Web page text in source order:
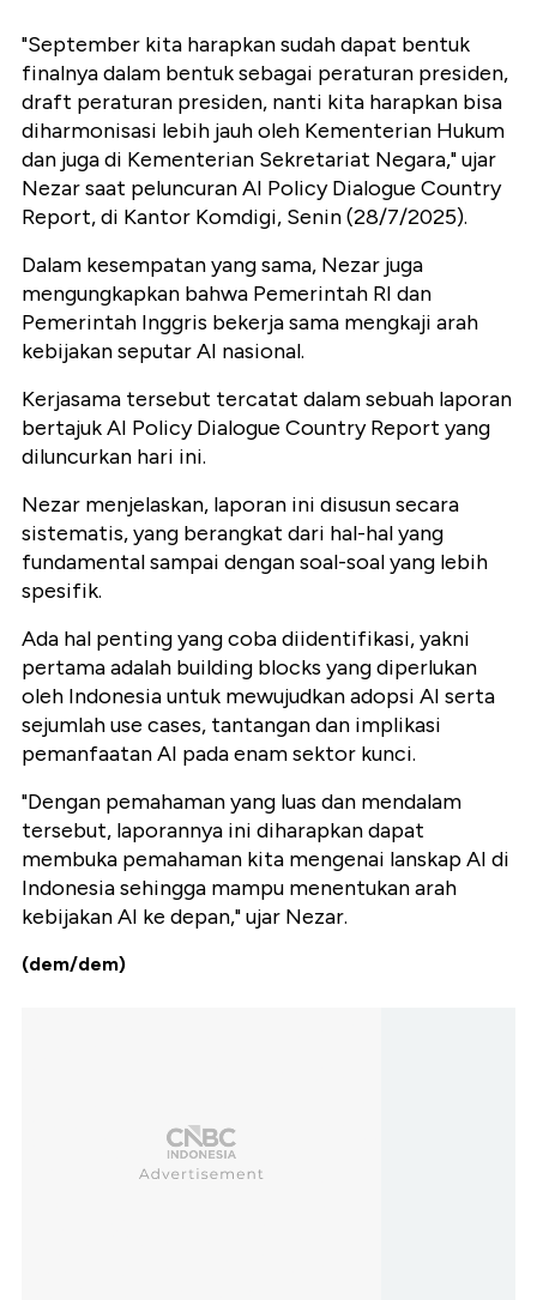
"September kita harapkan sudah dapat bentuk
finalnya dalam bentuk sebagai peraturan presiden,
draft peraturan presiden, nanti kita harapkan bisa
diharmonisasi lebih jauh oleh Kementerian Hukum
dan juga di Kementerian Sekretariat Negara," ujar
Nezar saat peluncuran AI Policy Dialogue Country
Report, di Kantor Komdigi, Senin (28/7/2025).
Dalam kesempatan yang sama, Nezar juga
mengungkapkan bahwa Pemerintah RI dan
Pemerintah Inggris bekerja sama mengkaji arah
kebijakan seputar AI nasional.
Kerjasama tersebut tercatat dalam sebuah laporan
bertajuk AI Policy Dialogue Country Report yang
diluncurkan hari ini.
Nezar menjelaskan, laporan ini disusun secara
sistematis, yang berangkat dari hal-hal yang
fundamental sampai dengan soal-soal yang lebih
spesifik.
Ada hal penting yang coba diidentifikasi, yakni
pertama adalah building blocks yang diperlukan
oleh Indonesia untuk mewujudkan adopsi AI serta
sejumlah use cases, tantangan dan implikasi
pemanfaatan AI pada enam sektor kunci.
"Dengan pemahaman yang luas dan mendalam
tersebut, laporannya ini diharapkan dapat
membuka pemahaman kita mengenai lanskap AI di
Indonesia sehingga mampu menentukan arah
kebijakan AI ke depan," ujar Nezar.
(dem/dem)